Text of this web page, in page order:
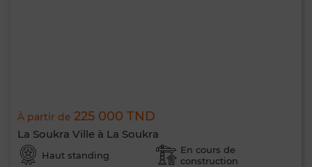
À partir de 225 000 TND
La Soukra Ville à La Soukra
Haut standing
En cours de
construction